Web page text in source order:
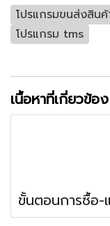
โปรแกรมขนส่งสินค้
โปรแกรม tms
เนื้อหาที่เกี่ยวข้อง
ขั้นตอนการซื้อ